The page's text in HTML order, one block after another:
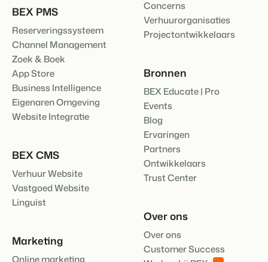
BEX PMS
Reserveringssysteem
Channel Management
Zoek & Boek
App Store
Business Intelligence
Eigenaren Omgeving
Website Integratie
BEX CMS
Verhuur Website
Vastgoed Website
Linguist
Marketing
Online marketing
Concerns
Verhuurorganisaties
Projectontwikkelaars
Bronnen
BEX Educate | Pro
Events
Blog
Ervaringen
Partners
Ontwikkelaars
Trust Center
Over ons
Over ons
Customer Success